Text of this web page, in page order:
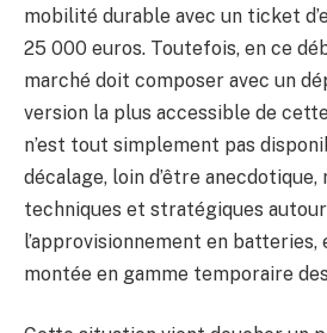
mobilité durable avec un ticket
25 000 euros. Toutefois, en ce
marché doit composer avec un
version la plus accessible de
n’est tout simplement pas
décalage, loin d’être anecdotique,
techniques et stratégiques
l’approvisionnement en
montée en gamme temporaire